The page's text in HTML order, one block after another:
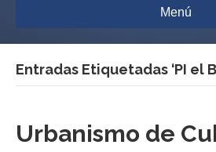
Menú
Entradas Etiquetadas ‘PI el
Urbanismo de